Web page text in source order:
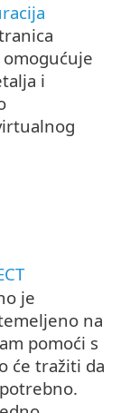
i
je
na
pomoći s
će tražiti da